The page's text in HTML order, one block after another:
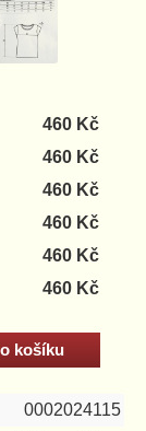
460 Kč
460 Kč
460 Kč
460 Kč
460 Kč
460 Kč
0002024115